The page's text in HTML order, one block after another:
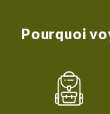
Pourquoi